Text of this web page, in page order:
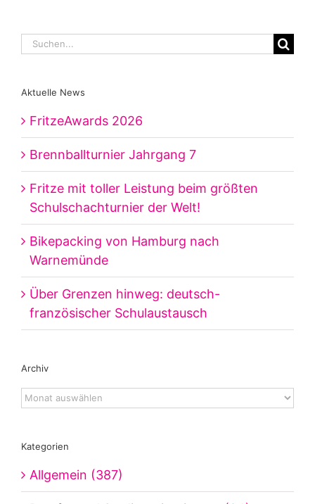
Suche
Aktuelle News
FritzeAwards 2026
Brennballturnier Jahrgang 7
Fritze mit toller Leistung beim größten
Schulschachturnier der Welt!
Bikepacking von Hamburg nach
Warnemünde
Über Grenzen hinweg: deutsch-
französischer Schulaustausch
Archiv
Archiv
Kategorien
Allgemein (387)